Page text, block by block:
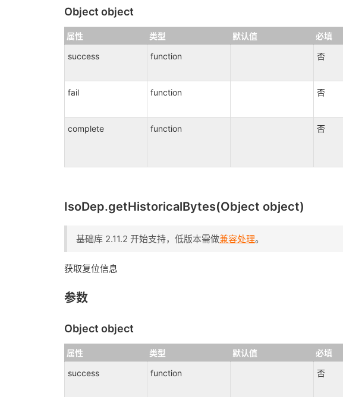
Object object
属性 类型 默认值 必填
success
function 否
fail function 否
complete function 否
IsoDep.getHistoricalBytes(Object object)
基础库 2.11.2 开始支持，低版本需做兼容处理。
获取复位信息
参数
Object object
属性 类型 默认值 必填
success
function 否